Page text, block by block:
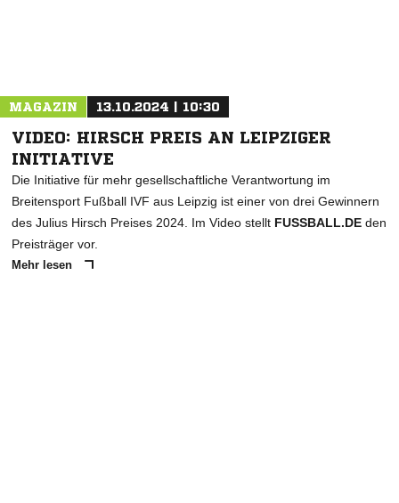
MAGAZIN 13.10.2024 | 10:30
VIDEO: HIRSCH PREIS AN LEIPZIGER
INITIATIVE
Die Initiative für mehr gesellschaftliche Verantwortung im
Breitensport Fußball IVF aus Leipzig ist einer von drei Gewinnern
des Julius Hirsch Preises 2024. Im Video stellt FUSSBALL.DE den
Preisträger vor.
Mehr lesen